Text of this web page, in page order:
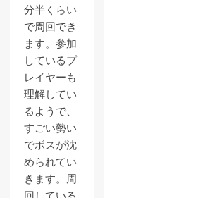
分半くらい
で周回でき
ます。参加
しているプ
レイヤーも
理解してい
るようで、
すごい勢い
でボスが沈
められてい
きます。周